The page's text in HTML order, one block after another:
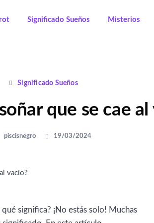
Significado Sueños Misterios
Significado Sueños
que se cae al
piscisnegro 19/03/2024
qué significa? ¡No estás solo! Muchas